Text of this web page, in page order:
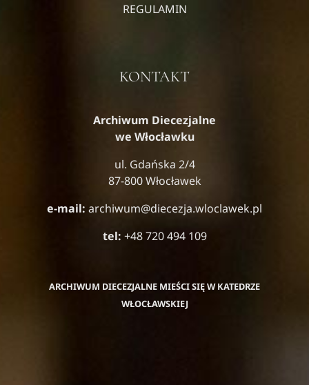
REGULAMIN
ARCHIWUM DIECEZJALNE MIEŚCI SIĘ W KATEDRZE
WŁOCŁAWSKIEJ
KONTAKT
Archiwum Diecezjalne
we Włocławku
ul. Gdańska 2/4
87-800 Włocławek
e-mail: archiwum@diecezja.wloclawek.pl
tel: +48 720 494 109